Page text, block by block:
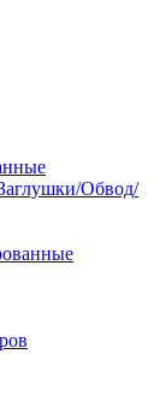
Обвод/